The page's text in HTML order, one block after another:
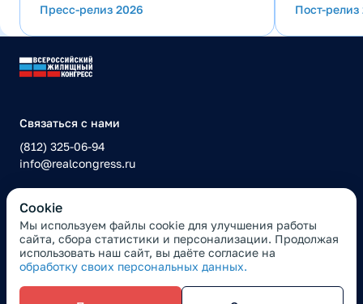
Сookie
Мы используем файлы cookie для улучшения работы
сайта, сбора статистики и персонализации. Продолжая
использовать наш сайт, вы даёте согласие на
обработку своих персональных данных.
Пресс-релиз 2026
Пост-релиз
Связаться с нами
(812) 325-06-94
info@realcongress.ru
Политика конфиденциальности
Правила оплаты
Все материалы данного сайта являются объектами авторского права (в том
числе дизайн). Запрещается копирование, распространение или иное
использование информации без предварительного согласия